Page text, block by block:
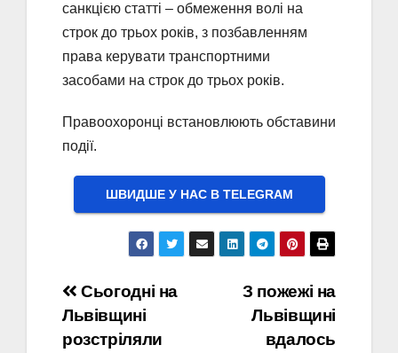
санкцією статті – обмеження волі на
строк до трьох років, з позбавленням
права керувати транспортними
засобами на строк до трьох років.
Правоохоронці встановлюють обставини
події.
ШВИДШЕ У НАС В ТELEGRAM
Навігація
записів
З пожежі на
Львівщині
вдалось
Сьогодні на
Львівщині
розстріляли